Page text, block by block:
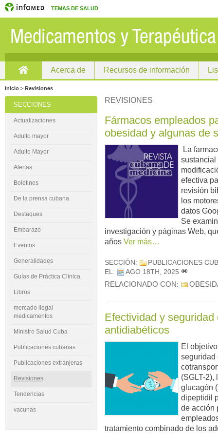
TEMAS DE SALUD
Acerca de Recursos de información
Inicio > Revisiones
REVISIONES
Fármacos empleados
obesidad y algunas de
La
sustancial
efectiva
revisión
los
datos
Se
investigación y páginas Web,
años Ver más…
SECCIÓN:
PUBLICACIONES
EL:
AGO 18TH, 2025
RELACIONADO CON:
Efectividad y
antidiabéticos
El
seguridad
(SGLT-2),
glucagón
dipeptidil
de acción
tratamiento combinado de los
SECCIONES
Actualizaciones
Adulto mayor
Adulto Mayor
Alertas
Boletines
De la prensa cubana
Destaques
Embarazo
Eventos
Generalidades
Guías de Práctica Clínica
Libros
mercado ilegal
medicamentos
Ministro Salud Cuba
Publicaciones cubanas
Publicaciones extranjeras
Revisiones
Tendencias
vacunas